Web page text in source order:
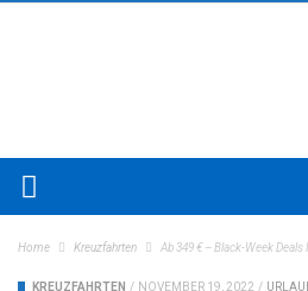
Home Kreuzfahrten Ab 349 € – Black-Week Deals
KREUZFAHRTEN / NOVEMBER 19, 2022 /